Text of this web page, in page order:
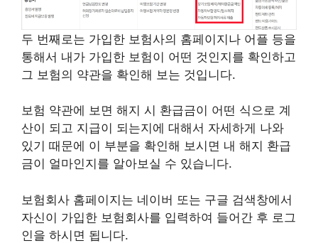
두 번째로는 가입한 보험사의 홈페이지나 어플 등을
통해서 내가 가입한 보험이 어떤 것인지를 확인하고
그 보험의 약관을 확인해 보는 것입니다.
보험 약관에 보면 해지 시 환급금이 어떤 식으로 계
산이 되고 지급이 되는지에 대해서 자세하게 나와
있기 때문에 이 부분을 확인해 보시면 내 해지 환급
금이 얼마인지를 알아보실 수 있습니다.
보험회사 홈페이지는 네이버 또는 구글 검색창에서
자신이 가입한 보험회사를 입력하여 들어간 후 로그
인을 하시면 됩니다.